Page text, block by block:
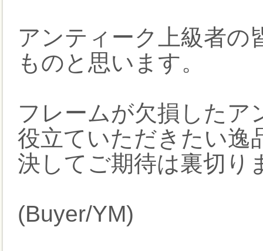
アンティーク上級者の
ものと思います。
フレームが欠損したア
役立ていただきたい逸
決してご期待は裏切り
(Buyer/YM)